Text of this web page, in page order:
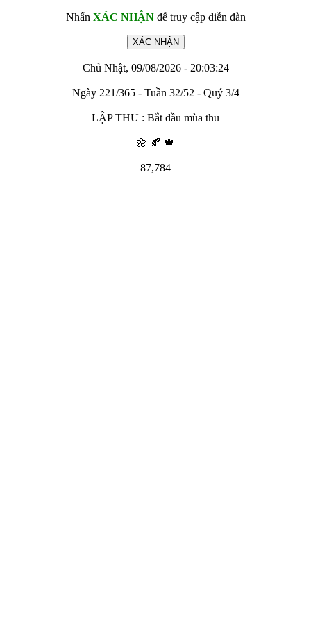
Nhấn XÁC NHẬNđể truy cập diễn đàn
Chủ Nhật, 09/08/2026 - 20:03:24
Ngày 221/365 - Tuần 32/52 - Quý 3/4
LẬP THU : Bắt đầu mùa thu
🌼 🍂 🍁
87,784